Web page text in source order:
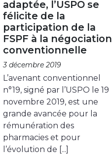
adaptée, l’USPO se
félicite de la
participation de la
FSPF à la négociation
conventionnelle
3 décembre 2019
L’avenant conventionnel
n°19, signé par l’USPO le 19
novembre 2019, est une
grande avancée pour la
rémunération des
pharmacies et pour
l’évolution de [...]